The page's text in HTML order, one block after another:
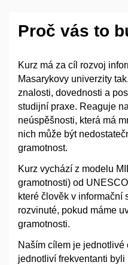
Proč vás to
Kurz má za cíl rozvoj
Masarykovy univerzity
znalosti, dovednosti a
studijní praxe. Reaguje
neúspěšnosti, která má
nich může být
gramotnost.
Kurz vychází z modelu
gramotnosti) od
které člověk v informační
rozvinuté, pokud máme
gramotnosti.
Naším cílem je jednotlivé
jednotliví frekventanti